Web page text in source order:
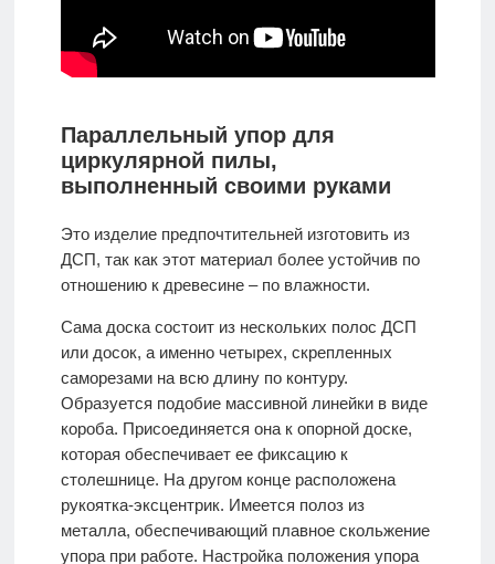
Параллельный упор для
циркулярной пилы,
выполненный своими руками
Это изделие предпочтительней изготовить из
ДСП, так как этот материал более устойчив по
отношению к древесине – по влажности.
Сама доска состоит из нескольких полос ДСП
или досок, а именно четырех, скрепленных
саморезами на всю длину по контуру.
Образуется подобие массивной линейки в виде
короба. Присоединяется она к опорной доске,
которая обеспечивает ее фиксацию к
столешнице. На другом конце расположена
рукоятка-эксцентрик. Имеется полоз из
металла, обеспечивающий плавное скольжение
упора при работе. Настройка положения упора